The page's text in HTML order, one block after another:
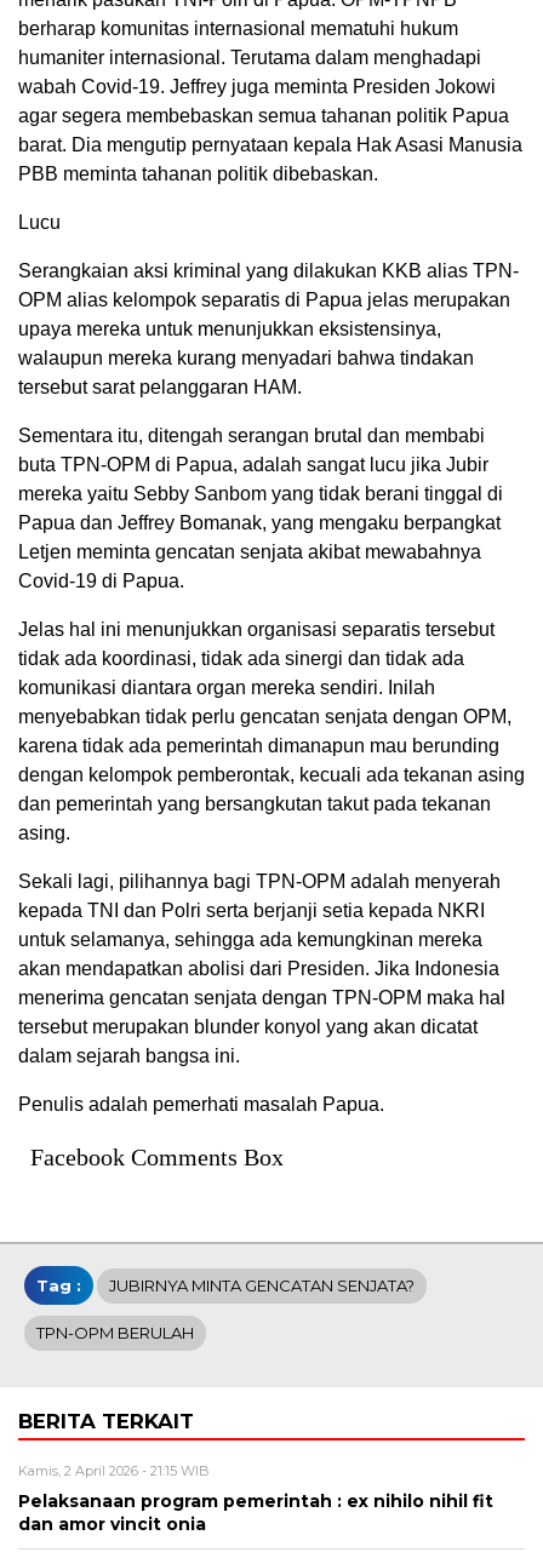
berharap komunitas internasional mematuhi hukum
humaniter internasional. Terutama dalam menghadapi
wabah Covid-19. Jeffrey juga meminta Presiden Jokowi
agar segera membebaskan semua tahanan politik Papua
barat. Dia mengutip pernyataan kepala Hak Asasi Manusia
PBB meminta tahanan politik dibebaskan.
Lucu
Serangkaian aksi kriminal yang dilakukan KKB alias TPN-
OPM alias kelompok separatis di Papua jelas merupakan
upaya mereka untuk menunjukkan eksistensinya,
walaupun mereka kurang menyadari bahwa tindakan
tersebut sarat pelanggaran HAM.
Sementara itu, ditengah serangan brutal dan membabi
buta TPN-OPM di Papua, adalah sangat lucu jika Jubir
mereka yaitu Sebby Sanbom yang tidak berani tinggal di
Papua dan Jeffrey Bomanak, yang mengaku berpangkat
Letjen meminta gencatan senjata akibat mewabahnya
Covid-19 di Papua.
Jelas hal ini menunjukkan organisasi separatis tersebut
tidak ada koordinasi, tidak ada sinergi dan tidak ada
komunikasi diantara organ mereka sendiri. Inilah
menyebabkan tidak perlu gencatan senjata dengan OPM,
karena tidak ada pemerintah dimanapun mau berunding
dengan kelompok pemberontak, kecuali ada tekanan asing
dan pemerintah yang bersangkutan takut pada tekanan
asing.
Sekali lagi, pilihannya bagi TPN-OPM adalah menyerah
kepada TNI dan Polri serta berjanji setia kepada NKRI
untuk selamanya, sehingga ada kemungkinan mereka
akan mendapatkan abolisi dari Presiden. Jika Indonesia
menerima gencatan senjata dengan TPN-OPM maka hal
tersebut merupakan blunder konyol yang akan dicatat
dalam sejarah bangsa ini.
Penulis adalah pemerhati masalah Papua.
Facebook Comments Box
Tag : JUBIRNYA MINTA GENCATAN SENJATA?
TPN-OPM BERULAH
BERITA TERKAIT
Kamis, 2 April 2026 - 21:15 WIB
Pelaksanaan program pemerintah : ex nihilo nihil fit
dan amor vincit onia